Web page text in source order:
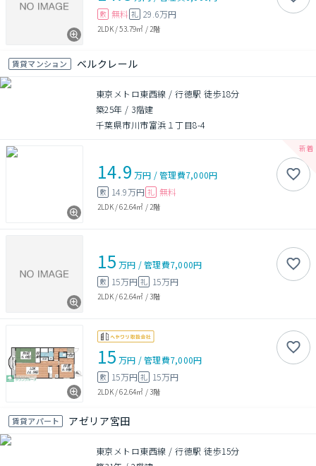
敷 無料 礼 29.6万円
2LDK/53.79㎡ / 2階
賃貸マンション ベルクレール
東京メトロ東西線 / 行徳駅 徒歩18分
築25年 / 3階建
千葉県市川市富浜１丁目8-4
14.9 万円 /管理費7,000円
敷 14.9万円 礼 無料
2LDK/62.64㎡ / 2階
15 万円 /管理費7,000円
敷 15万円 礼 15万円
2LDK/62.64㎡ /3階
15 万円 /管理費7,000円
敷 15万円 礼 15万円
2LDK/62.64㎡ /3階
賃貸アパート アゼリア宮田
東京メトロ東西線 / 行徳駅 徒歩15分